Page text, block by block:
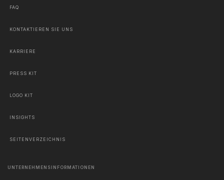
FAQ
KONTAKTIEREN SIE UNS
KARRIERE
PRESS KIT
LOGO KIT
INSIGHTS
SEITENVERZEICHNIS
UNTERNEHMENSINFORMATIONEN